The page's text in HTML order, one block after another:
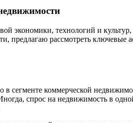
технологий и культур,
предлагаю рассмотреть ключевые
сегменте коммерческой
спрос на недвижимость в